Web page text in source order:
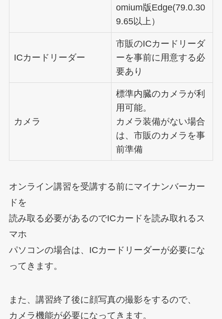
omium版Edge(79.0.30
9.65以上）
ICカードリーダー
市販のICカードリーダ
ーを事前に用意する必
要あり
カメラ
標準内臓のカメラが利
用可能。
カメラ装備がない場合
は、市販のカメラを事
前準備
オンライン講習を受講する前にマイナンバーカー
ドを
読み取る必要があるのでICカードを読み取れるス
マホ
パソコンの場合は、ICカードリーダーが必要にな
ってきます。
また、講習終了後に顔写真の撮影をするので、
カメラ機能が必要になってきます。